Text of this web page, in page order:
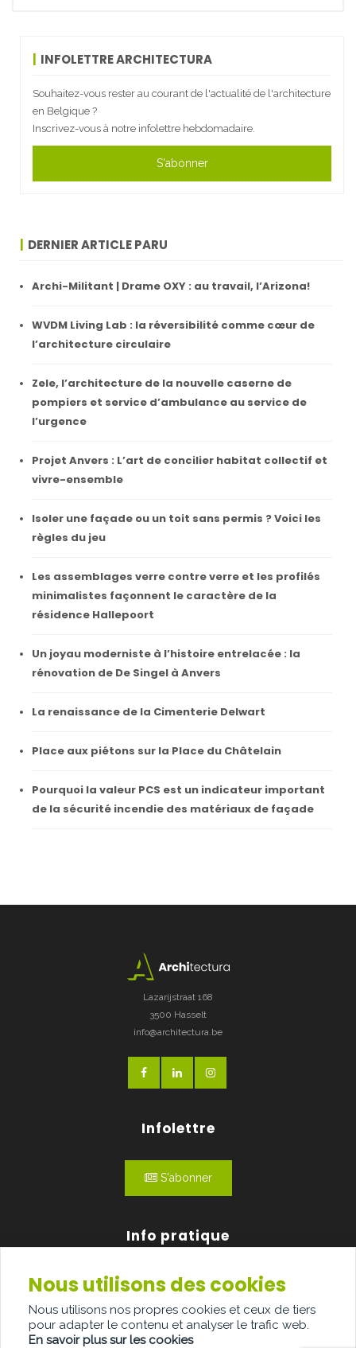
INFOLETTRE ARCHITECTURA
Souhaitez-vous rester au courant de l'actualité de l'architecture
en Belgique ?
Inscrivez-vous à notre infolettre hebdomadaire.
S'abonner
DERNIER ARTICLE PARU
Archi-Militant | Drame OXY : au travail, l’Arizona!
WVDM Living Lab : la réversibilité comme cœur de
l’architecture circulaire
Zele, l’architecture de la nouvelle caserne de
pompiers et service d’ambulance au service de
l’urgence
Projet Anvers : L’art de concilier habitat collectif et
vivre-ensemble
Isoler une façade ou un toit sans permis ? Voici les
règles du jeu
Les assemblages verre contre verre et les profilés
minimalistes façonnent le caractère de la
résidence Hallepoort
Un joyau moderniste à l’histoire entrelacée : la
rénovation de De Singel à Anvers
La renaissance de la Cimenterie Delwart
Place aux piétons sur la Place du Châtelain
Pourquoi la valeur PCS est un indicateur important
de la sécurité incendie des matériaux de façade
Lazarijstraat 168
3500 Hasselt
info@architectura.be
Infolettre
S'abonner
Info pratique
Qui sommes-nous?
Publicité
Contact
Nous utilisons des cookies
Nous utilisons nos propres cookies et ceux de tiers
pour adapter le contenu et analyser le trafic web.
En savoir plus sur les cookies